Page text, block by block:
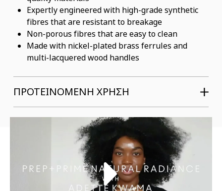
Expertly engineered with high-grade synthetic
fibres that are resistant to breakage
Non-porous fibres that are easy to clean
Made with nickel-plated brass ferrules and
multi-lacquered wood handles
ΠΡΟΤΕΙΝΟΜΕΝΗ ΧΡΗΣΗ